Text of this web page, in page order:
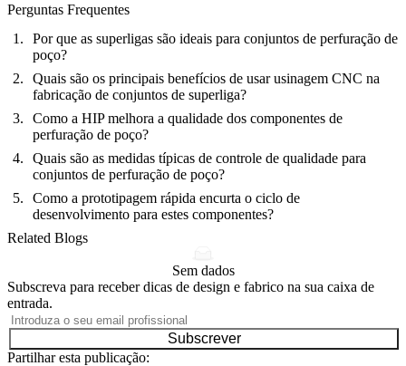
Perguntas Frequentes
Por que as superligas são ideais para conjuntos de perfuração de
poço?
Quais são os principais benefícios de usar usinagem CNC na
fabricação de conjuntos de superliga?
Como a HIP melhora a qualidade dos componentes de
perfuração de poço?
Quais são as medidas típicas de controle de qualidade para
conjuntos de perfuração de poço?
Como a prototipagem rápida encurta o ciclo de
desenvolvimento para estes componentes?
Related Blogs
Sem dados
Subscreva para receber dicas de design e fabrico na sua caixa de
entrada.
Subscrever
Partilhar esta publicação: